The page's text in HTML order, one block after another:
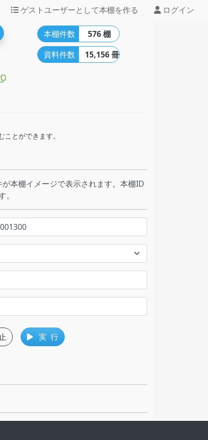
ゲストユーザーとして本棚を作る ログイン
本棚件数
576 棚
資料件数
15,156 冊
とができます。
本棚イメージで表示されます。本棚ID
実 行